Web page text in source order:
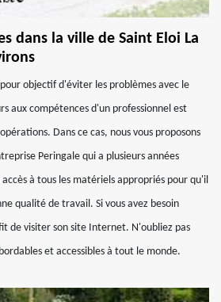
dans la ville de Saint Eloi La
objectif d'éviter les problèmes avec le
aux compétences d'un professionnel est
Dans ce cas, nous vous proposons
Peringale qui a plusieurs années
à tous les matériels appropriés pour qu'il
qualité de travail. Si vous avez besoin
de visiter son site Internet. N'oubliez pas
et accessibles à tout le monde.